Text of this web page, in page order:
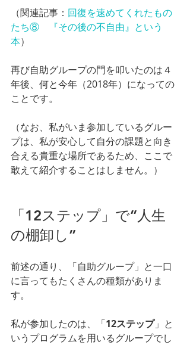
（関連記事： 回復を速めてくれたもの
たち⑧　『その後の不自由』という
本）
再び自助グループの門を叩いたのは４
年後、何と今年（2018年）になっての
ことです。
（なお、私がいま参加しているグルー
プは、私が安心して自分の課題と向き
合える貴重な場所であるため、ここで
敢えて紹介することはしません。）
「12ステップ」で”人生
の棚卸し”
前述の通り、「自助グループ」と一口
に言ってもたくさんの種類がありま
す。
私が参加したのは、「12ステップ」と
いうプログラムを用いるグループでし